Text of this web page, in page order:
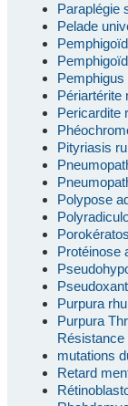
Paraplégie
Pelade
Pemphigus
Périartérite
Pericardite
Pityriasis
Polypose
Protéinose
Purpura
Purpura
Résistance
mutations
Retard